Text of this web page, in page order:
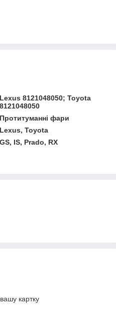
Lexus 8121048050; Toyota
8121048050
Протитуманні фари
Lexus, Toyota
GS, IS, Prado, RX
картку